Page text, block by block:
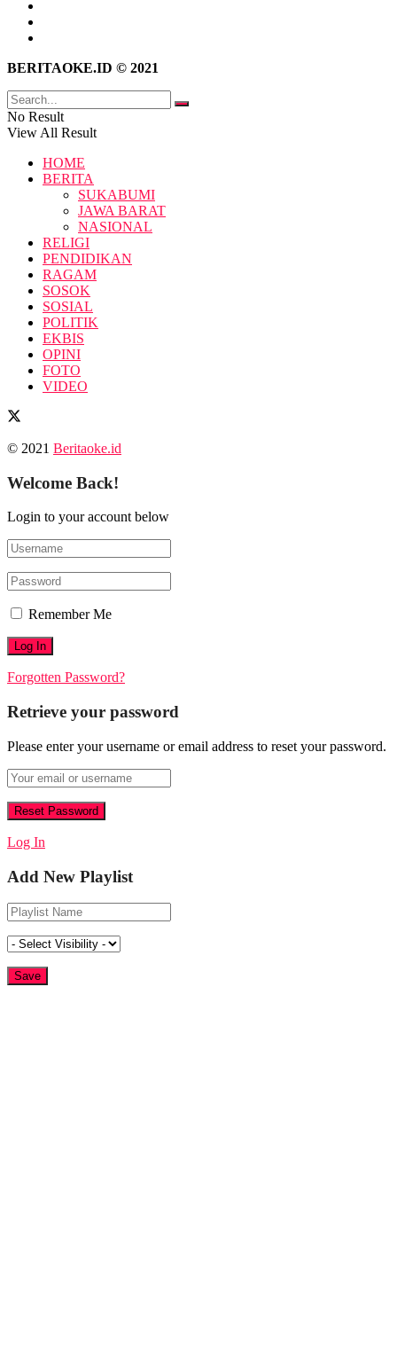
BERITAOKE.ID © 2021
No Result
View All Result
HOME
BERITA
SUKABUMI
JAWA BARAT
NASIONAL
RELIGI
PENDIDIKAN
RAGAM
SOSOK
SOSIAL
POLITIK
EKBIS
OPINI
FOTO
VIDEO
© 2021 Beritaoke.id
Welcome Back!
Login to your account below
Remember Me
Forgotten Password?
Retrieve your password
Please enter your username or email address to reset your password.
Log In
Add New Playlist